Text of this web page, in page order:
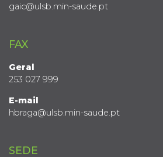
gaic@ulsb.min-saude.pt
FAX
Geral
253 027 999
E-mail
hbraga@ulsb.min-saude.pt
SEDE